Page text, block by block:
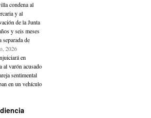
condena al
y al
de la Junta
y seis meses
separada de
2026
en
al varón acusado
sentimental
en un vehículo